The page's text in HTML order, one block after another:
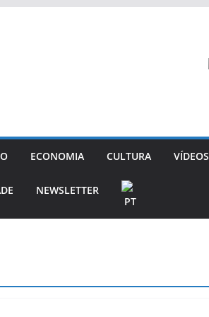
ECONOMIA CULTURA VÍDEOS
NEWSLETTER